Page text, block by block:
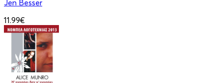
Jen Besser
11.99€